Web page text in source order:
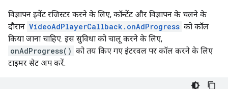
विज्ञापन इवेंट रजिस्टर करने के लिए, कॉन्टेंट और विज्ञापन के चलने के
दौरान VideoAdPlayerCallback.onAdProgress को कॉल
किया जाना चाहिए. इस सुविधा को चालू करने के लिए,
onAdProgress() को तय किए गए इंटरवल पर कॉल करने के लिए
टाइमर सेट अप करें.